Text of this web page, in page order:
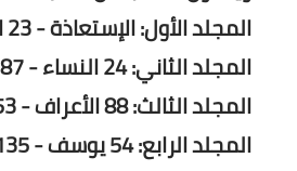
المجلد الأول: الإستعاذة - 23 النساء.
المجلد الثاني: 24 النساء - 87 الأعراف.
المجلد الثالث: 88 الأعراف - 53 يوسف.
المجلد الرابع: 54 يوسف - 135 طه.